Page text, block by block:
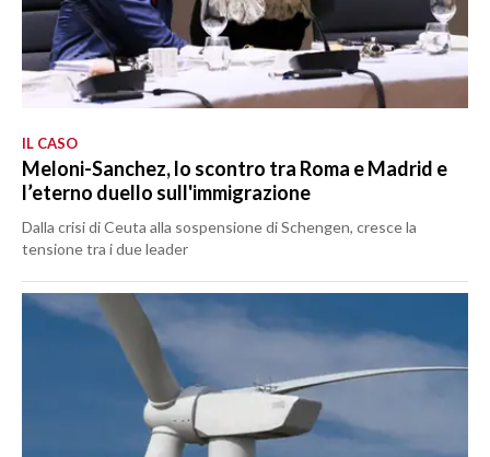
IL CASO
Meloni-Sanchez, lo scontro tra Roma e Madrid e
l’eterno duello sull'immigrazione
Dalla crisi di Ceuta alla sospensione di Schengen, cresce la
tensione tra i due leader